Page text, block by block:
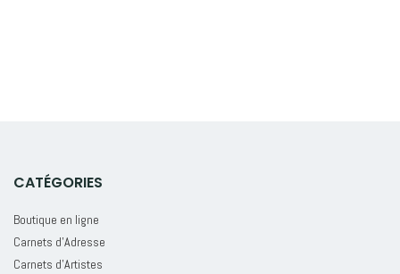
CATÉGORIES
Boutique en ligne
Carnets d'Adresse
Carnets d'Artistes